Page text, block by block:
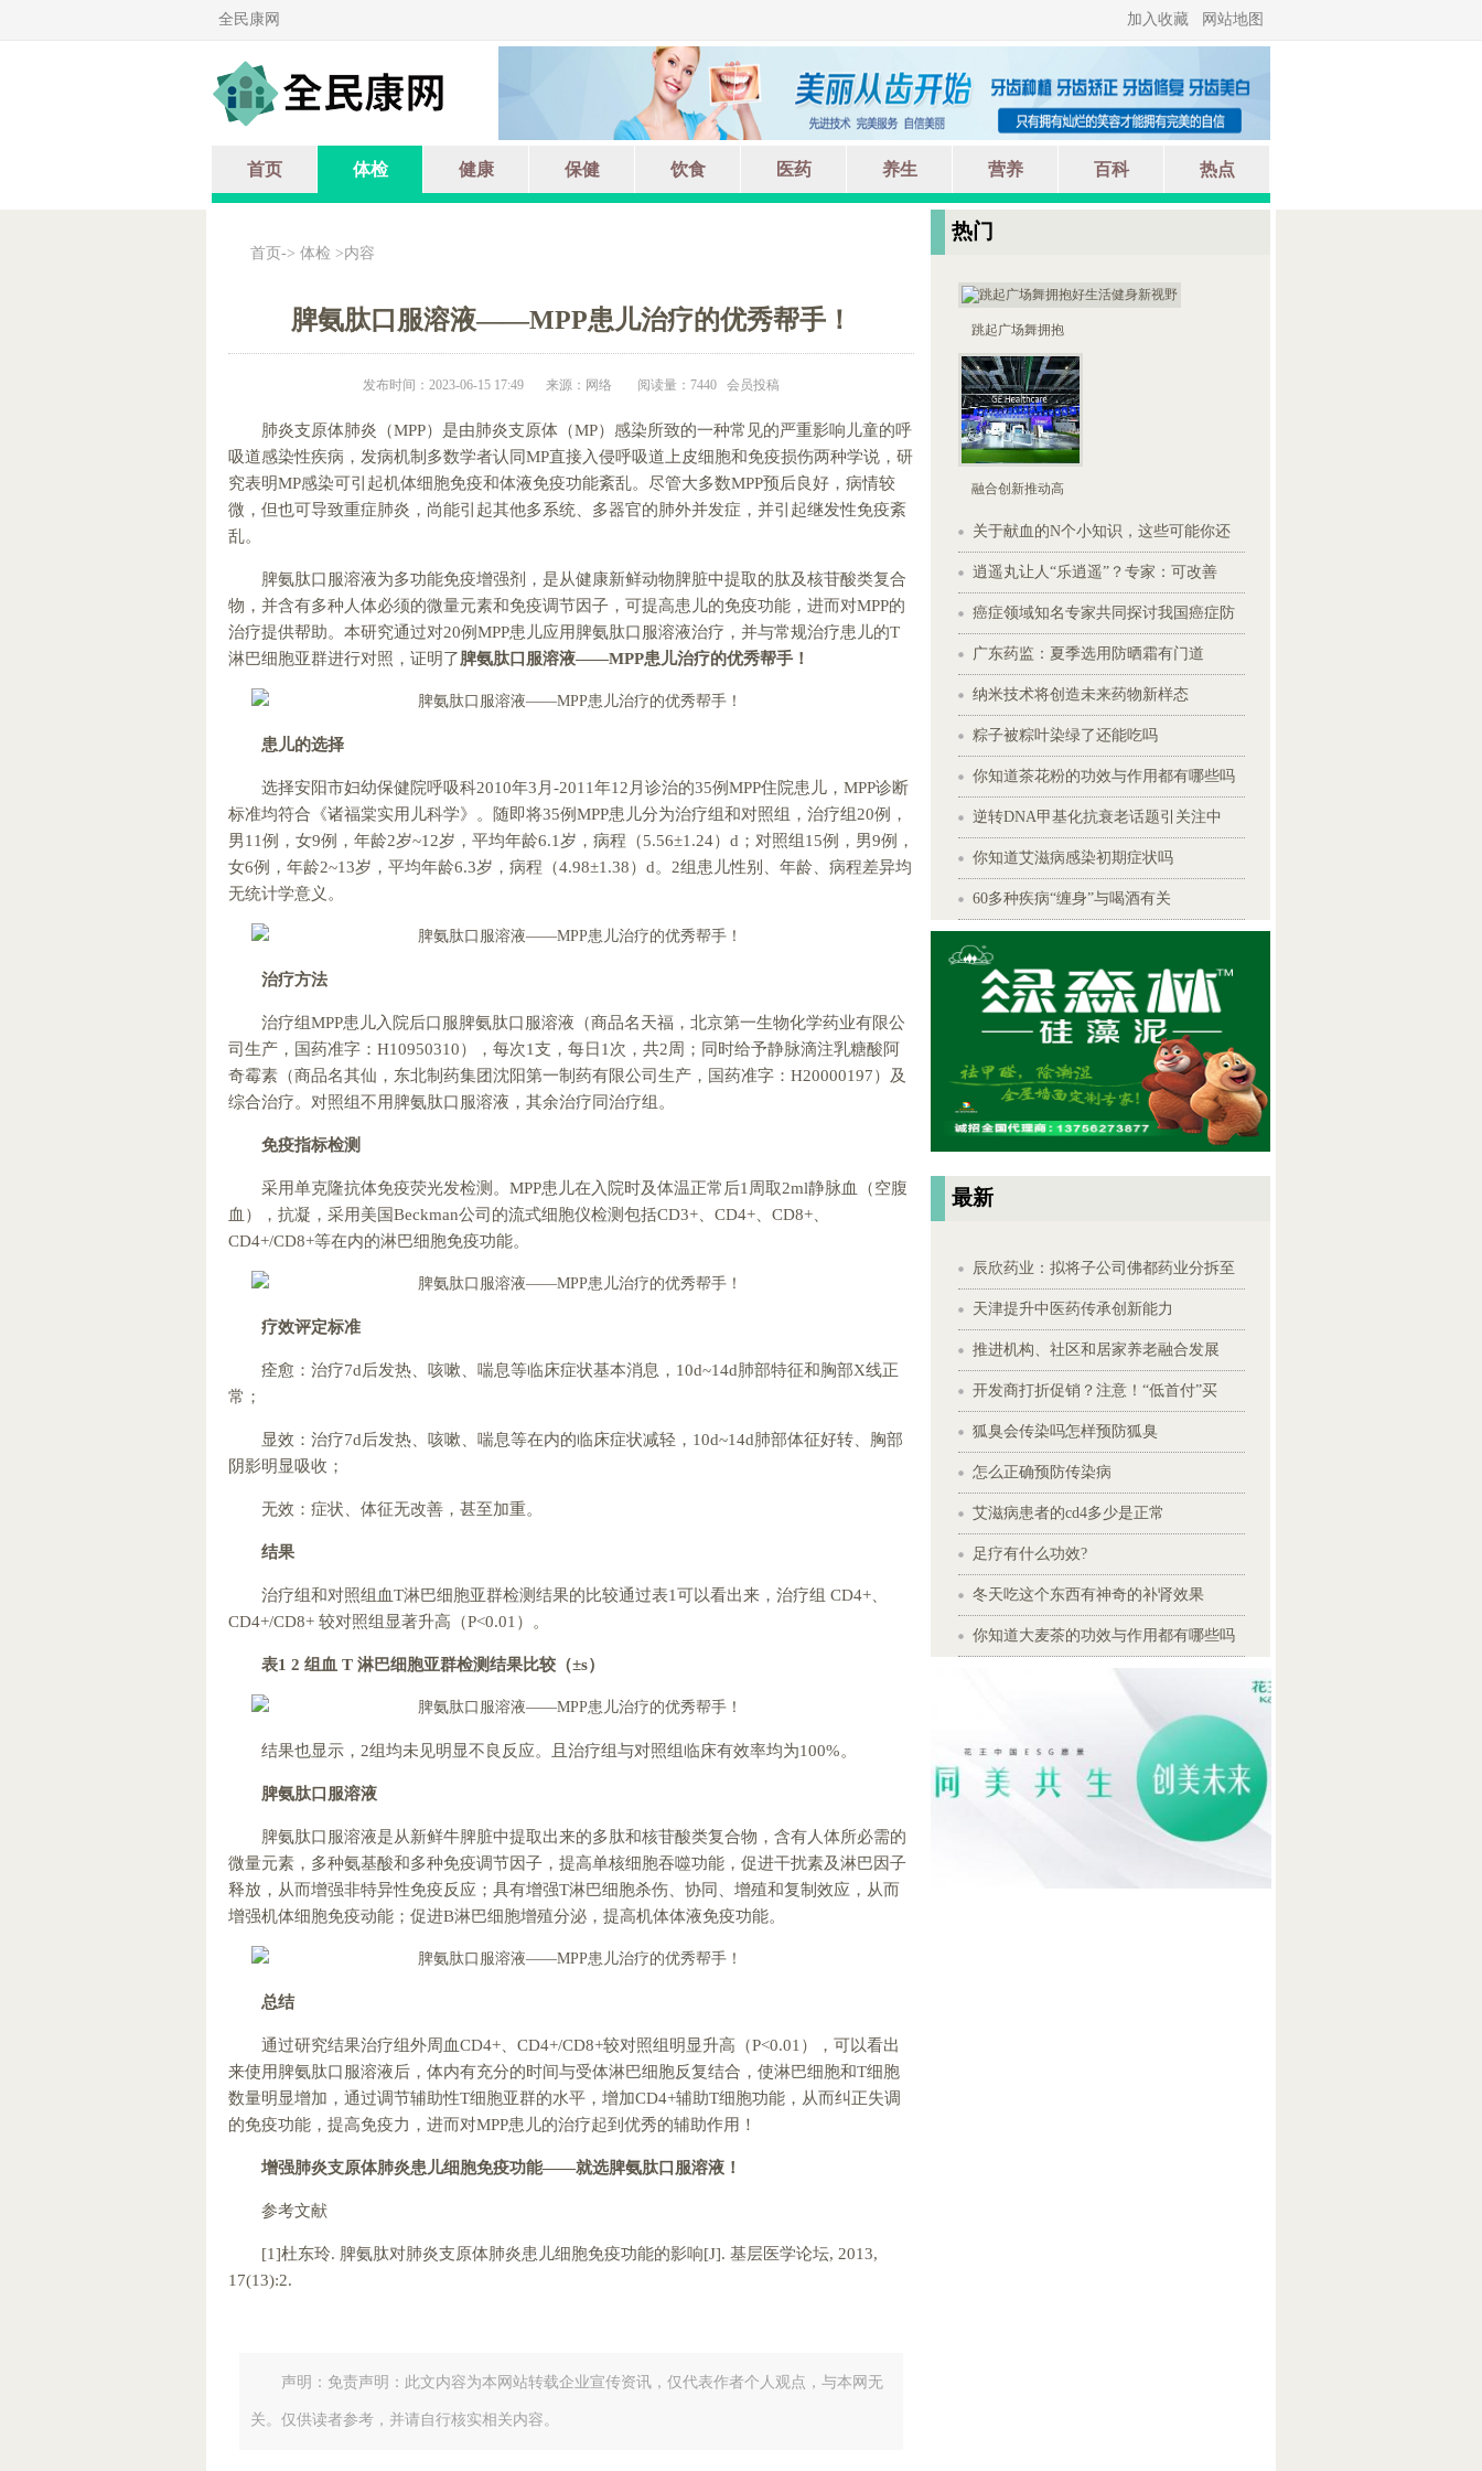
全民康网 加入收藏 网站地图
首页 体检 健康 保健 饮食 医药 养生 营养 百科 热点
首页 -> 体检 >内容
脾氨肽口服溶液——MPP患儿治疗的优秀帮手！
发布时间：2023-06-15 17:49 来源：网络 阅读量：7440 会员投稿
肺炎支原体肺炎（MPP）是由肺炎支原体（MP）感染所致的一种常见的严重影响儿童的呼
吸道感染性疾病，发病机制多数学者认同MP直接入侵呼吸道上皮细胞和免疫损伤两种学说，研
究表明MP感染可引起机体细胞免疫和体液免疫功能紊乱。尽管大多数MPP预后良好，病情较
微，但也可导致重症肺炎，尚能引起其他多系统、多器官的肺外并发症，并引起继发性免疫紊
乱。
脾氨肽口服溶液为多功能免疫增强剂，是从健康新鲜动物脾脏中提取的肽及核苷酸类复合
物，并含有多种人体必须的微量元素和免疫调节因子，可提高患儿的免疫功能，进而对MPP的
治疗提供帮助。本研究通过对20例MPP患儿应用脾氨肽口服溶液治疗，并与常规治疗患儿的T
淋巴细胞亚群进行对照，证明了脾氨肽口服溶液——MPP患儿治疗的优秀帮手 ！
患儿的选择
选择安阳市妇幼保健院呼吸科2010年3月-2011年12月诊治的35例MPP住院患儿，MPP诊断
标准均符合《诸福棠实用儿科学》。随即将35例MPP患儿分为治疗组和对照组，治疗组20例，
男11例，女9例，年龄2岁~12岁，平均年龄6.1岁，病程（5.56±1.24）d；对照组15例，男9例，
女6例，年龄2~13岁，平均年龄6.3岁，病程（4.98±1.38）d。2组患儿性别、年龄、病程差异均
无统计学意义。
治疗方法
治疗组MPP患儿入院后口服脾氨肽口服溶液（商品名天福，北京第一生物化学药业有限公
司生产，国药准字：H10950310），每次1支，每日1次，共2周；同时给予静脉滴注乳糖酸阿
奇霉素（商品名其仙，东北制药集团沈阳第一制药有限公司生产，国药准字：H20000197）及
综合治疗。对照组不用脾氨肽口服溶液，其余治疗同治疗组。
免疫指标检测
采用单克隆抗体免疫荧光发检测。MPP患儿在入院时及体温正常后1周取2ml静脉血（空腹
血），抗凝，采用美国Beckman公司的流式细胞仪检测包括CD3+、CD4+、CD8+、
CD4+/CD8+等在内的淋巴细胞免疫功能。
疗效评定标准
痊愈：治疗7d后发热、咳嗽、喘息等临床症状基本消息，10d~14d肺部特征和胸部X线正
常；
显效：治疗7d后发热、咳嗽、喘息等在内的临床症状减轻，10d~14d肺部体征好转、胸部
阴影明显吸收；
无效：症状、体征无改善，甚至加重。
结果
治疗组和对照组血T淋巴细胞亚群检测结果的比较通过表1可以看出来，治疗组 CD4+、
CD4+/CD8+ 较对照组显著升高（P<0.01）。
表1 2 组血 T 淋巴细胞亚群检测结果比较（±s）
结果也显示，2组均未见明显不良反应。且治疗组与对照组临床有效率均为100%。
脾氨肽口服溶液
脾氨肽口服溶液是从新鲜牛脾脏中提取出来的多肽和核苷酸类复合物，含有人体所必需的
微量元素，多种氨基酸和多种免疫调节因子，提高单核细胞吞噬功能，促进干扰素及淋巴因子
释放，从而增强非特异性免疫反应；具有增强T淋巴细胞杀伤、协同、增殖和复制效应，从而
增强机体细胞免疫动能；促进B淋巴细胞增殖分泌，提高机体体液免疫功能。
总结
通过研究结果治疗组外周血CD4+、CD4+/CD8+较对照组明显升高（P<0.01），可以看出
来使用脾氨肽口服溶液后，体内有充分的时间与受体淋巴细胞反复结合，使淋巴细胞和T细胞
数量明显增加，通过调节辅助性T细胞亚群的水平，增加CD4+辅助T细胞功能，从而纠正失调
的免疫功能，提高免疫力，进而对MPP患儿的治疗起到优秀的辅助作用！
增强肺炎支原体肺炎患儿细胞免疫功能——就选脾氨肽口服溶液！
参考文献
[1]杜东玲. 脾氨肽对肺炎支原体肺炎患儿细胞免疫功能的影响[J]. 基层医学论坛, 2013,
17(13):2.
声明：免责声明：此文内容为本网站转载企业宣传资讯，仅代表作者个人观点，与本网无
关。仅供读者参考，并请自行核实相关内容。
热门
跳起广场舞拥抱
融合创新推动高
关于献血的N个小知识，这些可能你还
逍遥丸让人“乐逍遥”？专家：可改善
癌症领域知名专家共同探讨我国癌症防
广东药监：夏季选用防晒霜有门道
纳米技术将创造未来药物新样态
粽子被粽叶染绿了还能吃吗
你知道茶花粉的功效与作用都有哪些吗
逆转DNA甲基化抗衰老话题引关注中
你知道艾滋病感染初期症状吗
60多种疾病“缠身”与喝酒有关
最新
辰欣药业：拟将子公司佛都药业分拆至
天津提升中医药传承创新能力
推进机构、社区和居家养老融合发展
开发商打折促销？注意！“低首付”买
狐臭会传染吗怎样预防狐臭
怎么正确预防传染病
艾滋病患者的cd4多少是正常
足疗有什么功效?
冬天吃这个东西有神奇的补肾效果
你知道大麦茶的功效与作用都有哪些吗